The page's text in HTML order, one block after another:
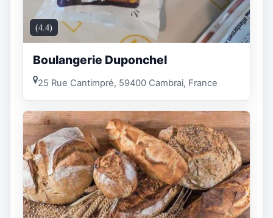
(4.4)
Boulangerie Duponchel
25 Rue Cantimpré, 59400 Cambrai, France